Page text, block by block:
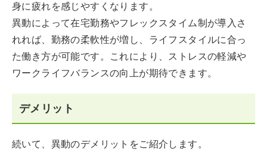
身に疲れを感じやすくなります。
異動によって在宅勤務やフレックスタイム制が導入さ
れれば、勤務の柔軟性が増し、ライフスタイルに合っ
た働き方が可能です。これにより、ストレスの軽減や
ワークライフバランスの向上が期待できます。
デメリット
続いて、異動のデメリットをご紹介します。